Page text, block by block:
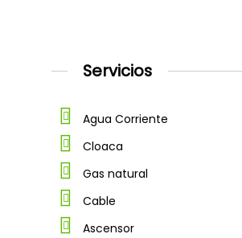
Servicios
Agua Corriente
Cloaca
Gas natural
Cable
Ascensor